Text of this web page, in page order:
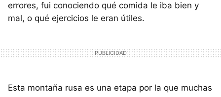
errores, fui conociendo qué comida le iba bien y
mal, o qué ejercicios le eran útiles.
Esta montaña rusa es una etapa por la que muchas